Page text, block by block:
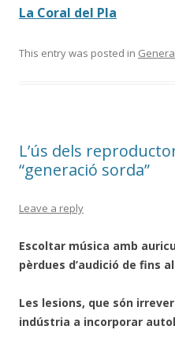
La Coral del Pla
This entry was posted in
L’ús dels
“generació sorda”
Leave a reply
Escoltar música amb
pèrdues d’audició de fins
Les lesions, que són
indústria a incorporar